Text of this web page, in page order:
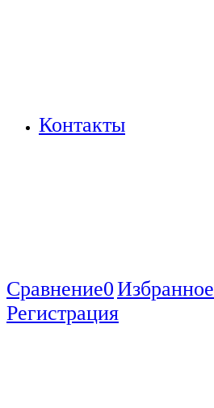
Контакты
Сравнение0Избранное
Регистрация